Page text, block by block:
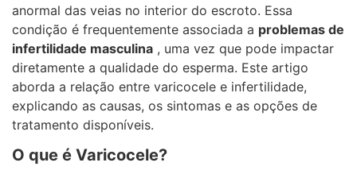
anormal das veias no interior do escroto. Essa
condição é frequentemente associada a problemas de
infertilidade masculina , uma vez que pode impactar
diretamente a qualidade do esperma. Este artigo
aborda a relação entre varicocele e infertilidade,
explicando as causas, os sintomas e as opções de
tratamento disponíveis.
O que é Varicocele?